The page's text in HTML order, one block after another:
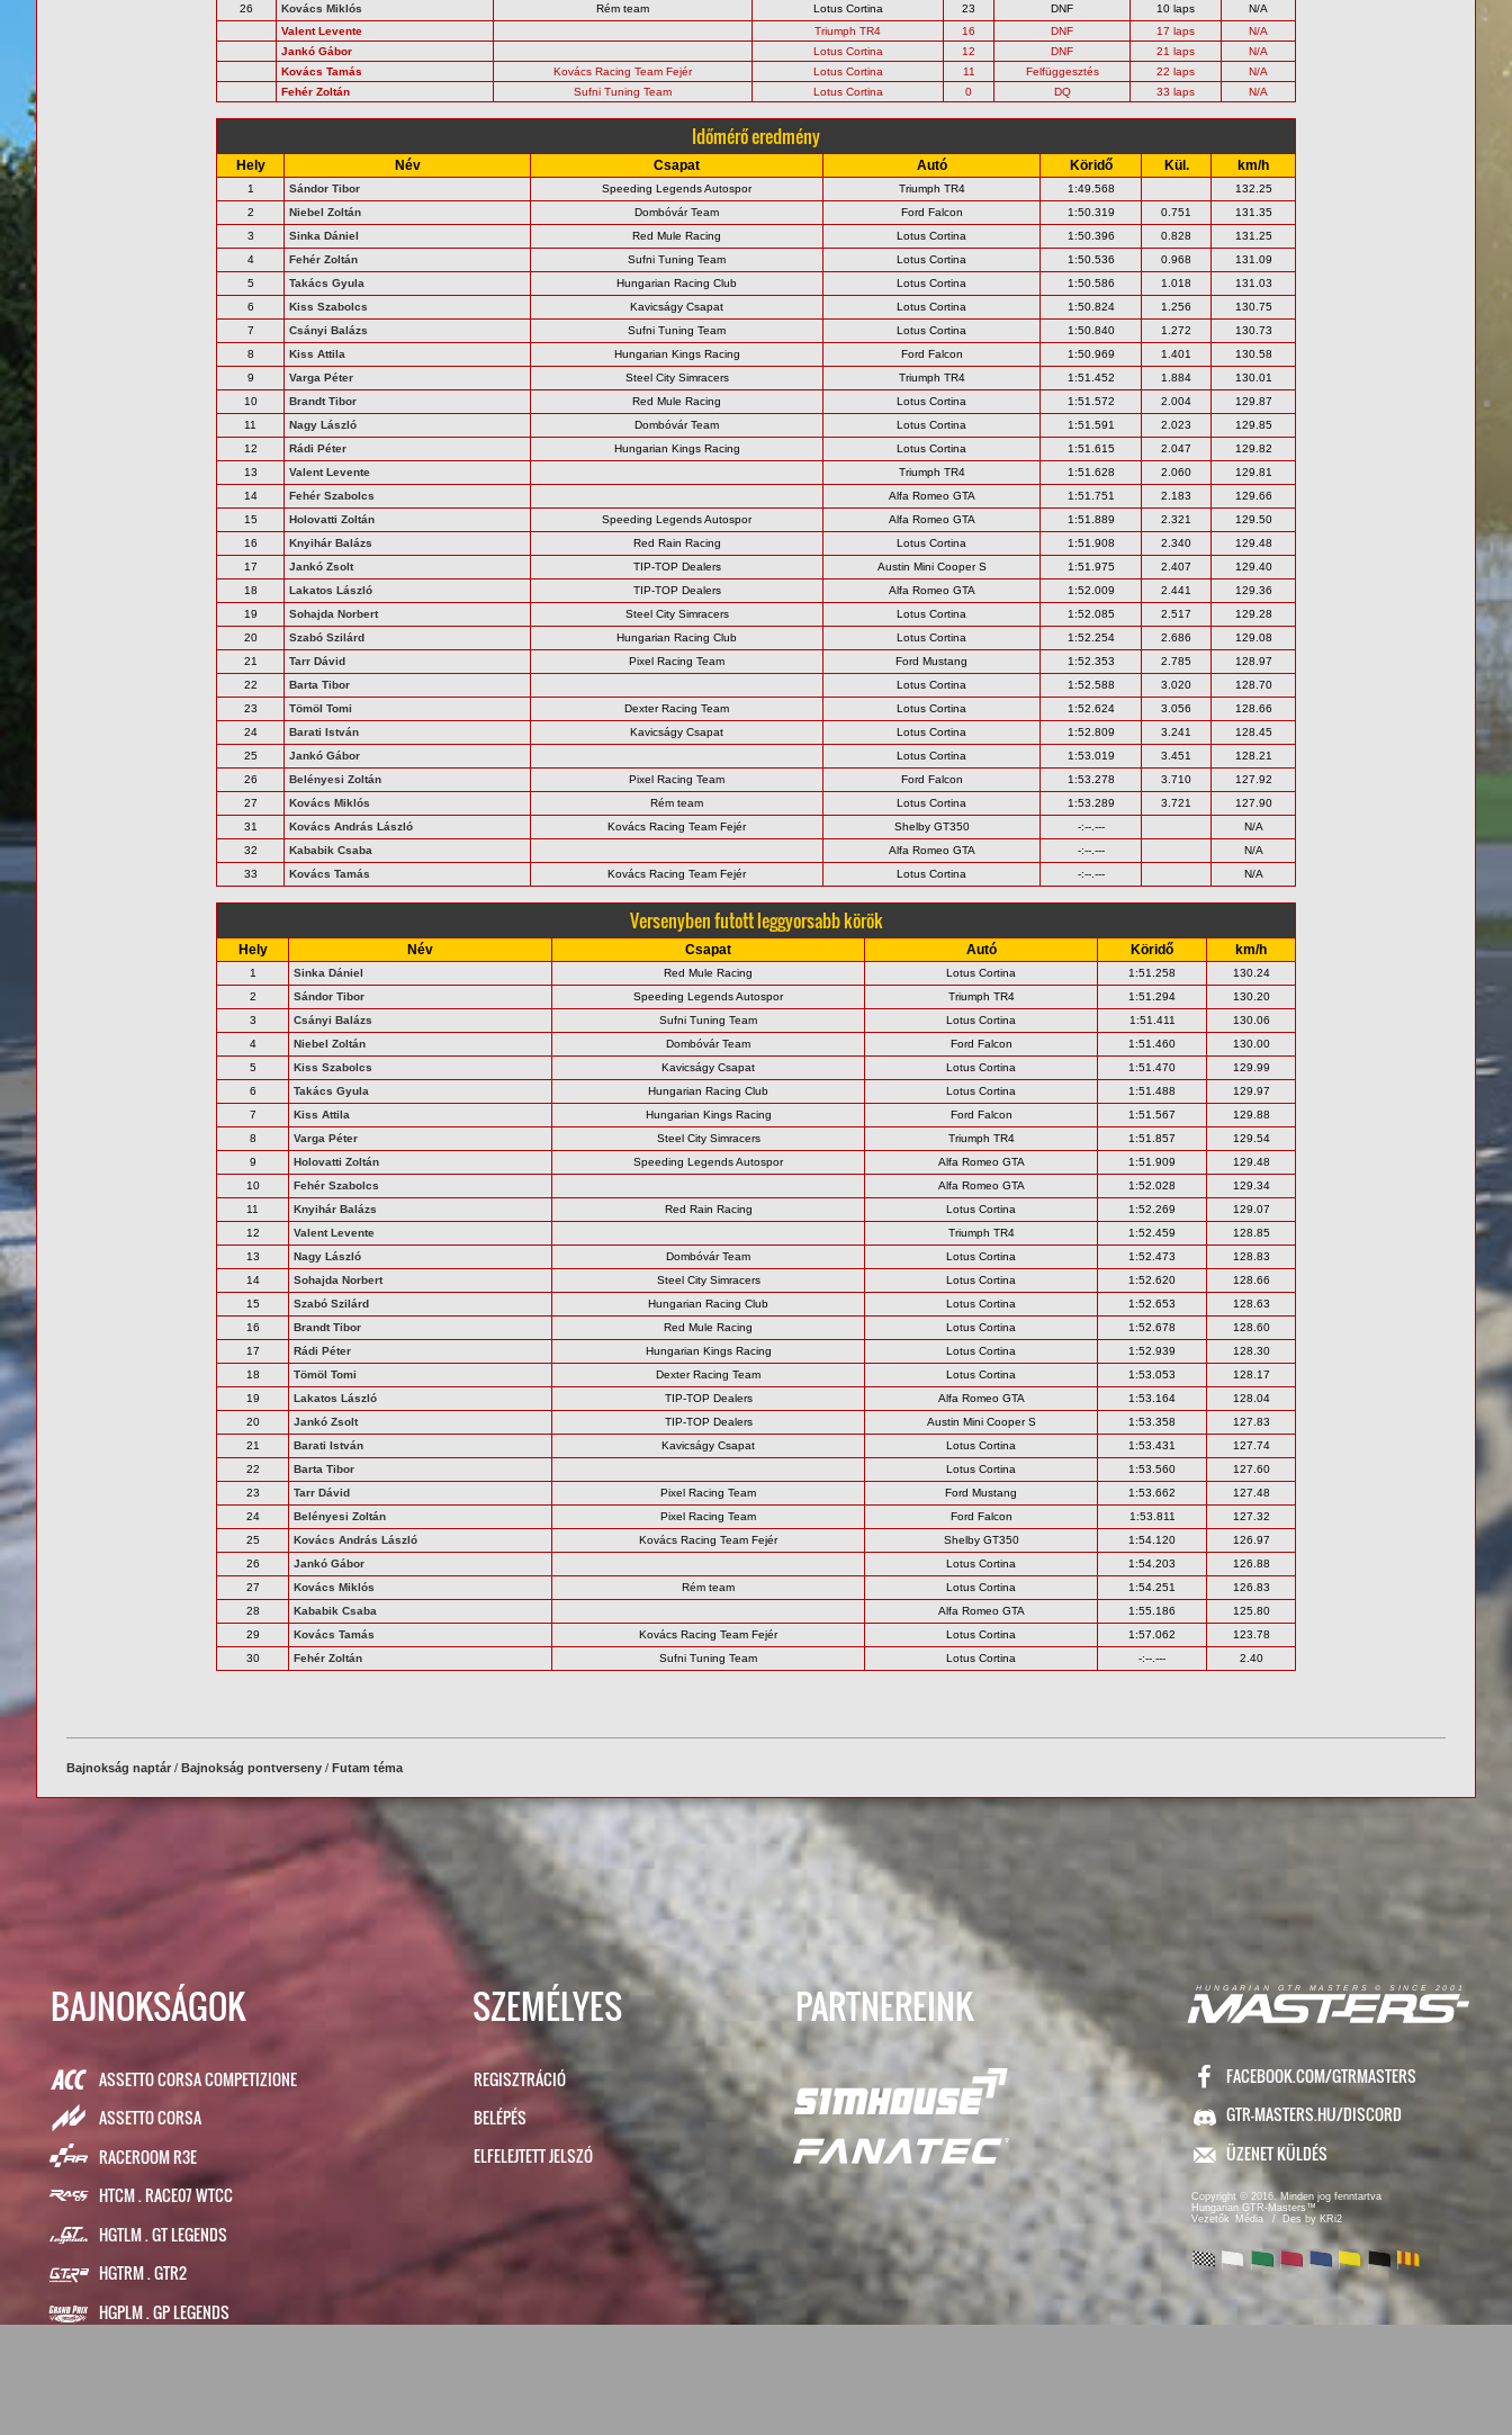
26
Kovács Miklós Rém team Lotus Cortina 23 DNF 10 laps
N/A
Valent Levente
Triumph TR4 16 DNF 17 laps
N/A
Jankó Gábor
Lotus Cortina 12 DNF 21 laps
N/A
Kovács Tamás
Kovács Racing Team Fejér Lotus Cortina 11 Felfüggesztés 22 laps
N/A
Fehér Zoltán
Sufni Tuning Team Lotus Cortina 0 DQ 33 laps N/A
Időmérő eredmény
Hely Név Csapat Autó Köridő Kül. km/h
1 Sándor Tibor Speeding Legends Autospor Triumph TR4 1:49.568
132.25
2
Niebel Zoltán Dombóvár Team Ford Falcon 1:50.319 0.751
131.35
3
Sinka Dániel Red Mule Racing Lotus Cortina 1:50.396 0.828
131.25
4
Fehér Zoltán Sufni Tuning Team Lotus Cortina 1:50.536 0.968
131.09
5
Takács Gyula Hungarian Racing Club Lotus Cortina 1:50.586 1.018
131.03
6
Kiss Szabolcs Kavicságy Csapat Lotus Cortina 1:50.824 1.256
130.75
7
Csányi Balázs Sufni Tuning Team Lotus Cortina 1:50.840 1.272
130.73
8
Kiss Attila Hungarian Kings Racing Ford Falcon 1:50.969 1.401
130.58
9
Varga Péter Steel City Simracers Triumph TR4 1:51.452 1.884
130.01
10
Brandt Tibor Red Mule Racing Lotus Cortina 1:51.572 2.004
129.87
11
Nagy László Dombóvár Team Lotus Cortina 1:51.591 2.023
129.85
12
Rádi Péter Hungarian Kings Racing Lotus Cortina 1:51.615 2.047
129.82
13
Valent Levente Triumph TR4 1:51.628 2.060
129.81
14
Fehér Szabolcs Alfa Romeo GTA 1:51.751 2.183
129.66
15
Holovatti Zoltán Speeding Legends Autospor Alfa Romeo GTA 1:51.889 2.321
129.50
16
Knyihár Balázs Red Rain Racing Lotus Cortina 1:51.908 2.340
129.48
17
Jankó Zsolt TIP-TOP Dealers Austin Mini Cooper S 1:51.975 2.407
129.40
18
Lakatos László TIP-TOP Dealers Alfa Romeo GTA 1:52.009 2.441
129.36
19
Sohajda Norbert Steel City Simracers Lotus Cortina 1:52.085 2.517
129.28
20
Szabó Szilárd Hungarian Racing Club Lotus Cortina 1:52.254 2.686
129.08
21
Tarr Dávid Pixel Racing Team Ford Mustang 1:52.353 2.785
128.97
22
Barta Tibor Lotus Cortina 1:52.588 3.020
128.70
23
Tömöl Tomi Dexter Racing Team Lotus Cortina 1:52.624 3.056
128.66
24
Barati István Kavicságy Csapat Lotus Cortina 1:52.809 3.241
128.45
25
Jankó Gábor Lotus Cortina 1:53.019 3.451
128.21
26
Belényesi Zoltán Pixel Racing Team Ford Falcon 1:53.278 3.710
127.92
27
Kovács Miklós Rém team Lotus Cortina 1:53.289 3.721
127.90
31
Kovács András László Kovács Racing Team Fejér Shelby GT350 -:--.---
N/A
32
Kababik Csaba Alfa Romeo GTA -:--.---
N/A
33
Kovács Tamás Kovács Racing Team Fejér Lotus Cortina -:--.--- N/A
Versenyben futott leggyorsabb körök
Hely Név Csapat Autó Köridő km/h
1 Sinka Dániel Red Mule Racing Lotus Cortina 1:51.258
130.24
2
Sándor Tibor Speeding Legends Autospor Triumph TR4 1:51.294
130.20
3
Csányi Balázs Sufni Tuning Team Lotus Cortina 1:51.411
130.06
4
Niebel Zoltán Dombóvár Team Ford Falcon 1:51.460
130.00
5
Kiss Szabolcs Kavicságy Csapat Lotus Cortina 1:51.470
129.99
6
Takács Gyula Hungarian Racing Club Lotus Cortina 1:51.488
129.97
7
Kiss Attila Hungarian Kings Racing Ford Falcon 1:51.567
129.88
8
Varga Péter Steel City Simracers Triumph TR4 1:51.857
129.54
9
Holovatti Zoltán Speeding Legends Autospor Alfa Romeo GTA 1:51.909
129.48
10
Fehér Szabolcs Alfa Romeo GTA 1:52.028
129.34
11
Knyihár Balázs Red Rain Racing Lotus Cortina 1:52.269
129.07
12
Valent Levente Triumph TR4 1:52.459
128.85
13
Nagy László Dombóvár Team Lotus Cortina 1:52.473
128.83
14
Sohajda Norbert Steel City Simracers Lotus Cortina 1:52.620
128.66
15
Szabó Szilárd Hungarian Racing Club Lotus Cortina 1:52.653
128.63
16
Brandt Tibor Red Mule Racing Lotus Cortina 1:52.678
128.60
17
Rádi Péter Hungarian Kings Racing Lotus Cortina 1:52.939
128.30
18
Tömöl Tomi Dexter Racing Team Lotus Cortina 1:53.053
128.17
19
Lakatos László TIP-TOP Dealers Alfa Romeo GTA 1:53.164
128.04
20
Jankó Zsolt TIP-TOP Dealers Austin Mini Cooper S 1:53.358
127.83
21
Barati István Kavicságy Csapat Lotus Cortina 1:53.431
127.74
22
Barta Tibor Lotus Cortina 1:53.560
127.60
23
Tarr Dávid Pixel Racing Team Ford Mustang 1:53.662
127.48
24
Belényesi Zoltán Pixel Racing Team Ford Falcon 1:53.811
127.32
25
Kovács András László Kovács Racing Team Fejér Shelby GT350 1:54.120
126.97
26
Jankó Gábor Lotus Cortina 1:54.203
126.88
27
Kovács Miklós Rém team Lotus Cortina 1:54.251
126.83
28
Kababik Csaba Alfa Romeo GTA 1:55.186
125.80
29
Kovács Tamás Kovács Racing Team Fejér Lotus Cortina 1:57.062
123.78
30
Fehér Zoltán Sufni Tuning Team Lotus Cortina -:--.--- 2.40
Bajnokság naptár/ Bajnokság pontverseny/ Futam téma
BAJNOKSÁGOK
ASSETTO CORSA COMPETIZIONE
ASSETTO CORSA
RACEROOM R3E
HTCM . RACE07 WTCC
HGTLM . GT LEGENDS
HGTRM . GTR2
HGPLM . GP LEGENDS
SZEMÉLYES
REGISZTRÁCIÓ
BELÉPÉS
ELFELEJTETT JELSZÓ
PARTNEREINK H U N G A R I A N G T R M A S T E R S © S I N C E 2 0 0 1
FACEBOOK.COM/GTRMASTERS
GTR-MASTERS.HU/DISCORD
ÜZENET KÜLDÉS
Copyright © 2016. Minden jog fenntartva
Hungarian GTR-Masters™
Vezetők
Média / Des by KRi2